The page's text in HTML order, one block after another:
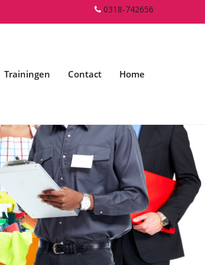
0318-742656
Trainingen Contact Home